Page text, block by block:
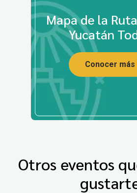
Mapa de la
Yucatán
Conocer más
Otros eventos